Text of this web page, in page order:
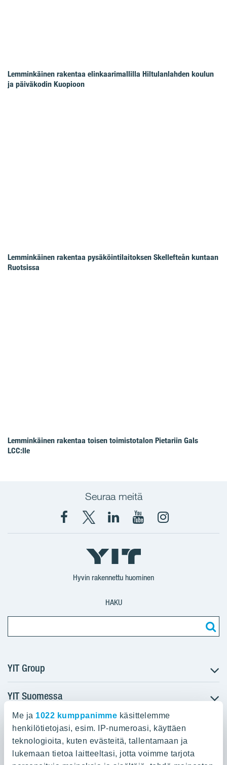
Me ja 1022 kumppanimme käsittelemme
henkilötietojasi, esim. IP-numeroasi, käyttäen
teknologioita, kuten evästeitä, tallentamaan ja
lukemaan tietoa laitteeltasi, jotta voimme tarjota
Lemminkäinen rakentaa elinkaarimallilla Hiltulanlahden koulun
ja päiväkodin Kuopioon
Lemminkäinen rakentaa pysäköintilaitoksen Skellefteån kuntaan
Ruotsissa
Lemminkäinen rakentaa toisen toimistotalon Pietariin Gals
LCC:lle
Seuraa meitä
Facebook
X
YIT
Suomi
YIT
Corporation
YIT
Corporation
Instagram
Hyvin rakennettu huominen
HAKU
YIT Group
Tietoa YIT:stä
Töihin meille
Sijoittajat
Projektit
Vastuullisuus
YIT Suomessa
Myytävät asunnot
Vuokrattavat toimitilat
Kiinteistösijoittaminen
YIT:n pääkonttori
Panuntie 11, PL 36, 00620 Helsinki